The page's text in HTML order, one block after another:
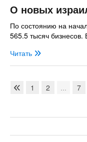
О новых
По состоянию на
565.5 тысяч бизнесов.
Читать
1 2 ... 7